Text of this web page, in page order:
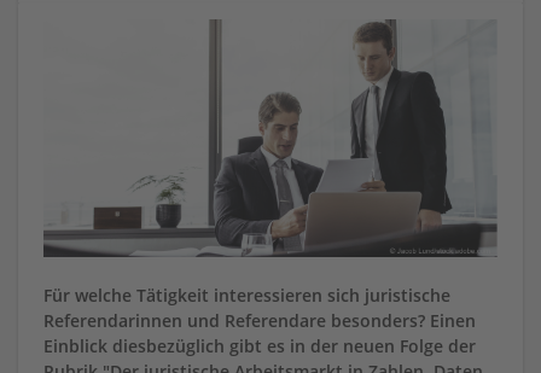
Für welche Tätigkeit interessieren sich juristische
Referendarinnen und Referendare besonders? Einen
Einblick diesbezüglich gibt es in der neuen Folge der